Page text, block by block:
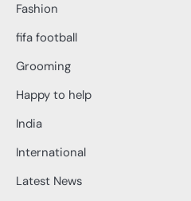
Fashion
fifa football
Grooming
Happy to help
India
International
Latest News